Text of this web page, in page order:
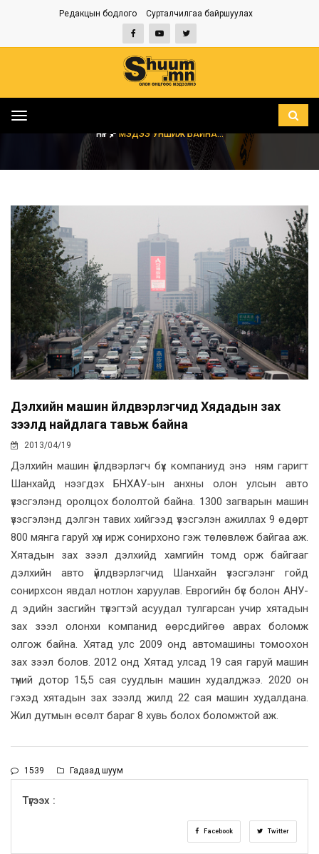
Редакцын бодлого Сурталчилгаа байршуулах
Toggle
НҮҮР МЭДЭЭ УНШИЖ БАЙНА...
Дэлхийн машин үйлдвэрлэгчид Хядадын зах
зээлд найдлага тавьж байна
2013/04/19
Дэлхийн машин үйлдвэрлэгч бүх компаниуд энэ ням гаригт
Шанхайд нээгдэх БНХАУ-ын анхны олон улсын авто
үзэсгэлэнд оролцох бололтой байна. 1300 загварын машин
үзэсгэлэнд дэлгэн тавих хийгээд үзэсгэлэн ажиллах 9 өдөрт
800 мянга гаруй хүн ирж сонирхоно гэж төлөвлөж байгаа аж.
Хятадын зах зээл дэлхийд хамгийн томд орж байгааг
дэлхийн авто үйлдвэрлэгчид Шанхайн үзэсгэлэнг гойд
сонирхсон явдал нотлон харуулав. Еврогийн бүс болон АНУ-
д эдийн засгийн түвэгтэй асуудал тулгарсан учир хятадын
зах зээл олонхи компанид өөрсдийгөө аврах боломж
олгож байна. Хятад улс 2009 онд автомашины томоохон
зах зээл болов. 2012 онд Хятад улсад 19 сая гаруй машин
түүний дотор 15,5 сая суудлын машин худалджээ. 2020 он
гэхэд хятадын зах зээлд жилд 22 сая машин худалдана.
Жил дутмын өсөлт бараг 8 хувь болох боломжтой аж.
1539 Гадаад шуум
Түгээх :
Facebook Twitter